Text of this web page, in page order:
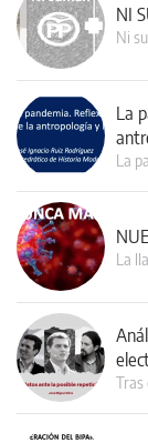
NI
Ni
La
La
La
Tras